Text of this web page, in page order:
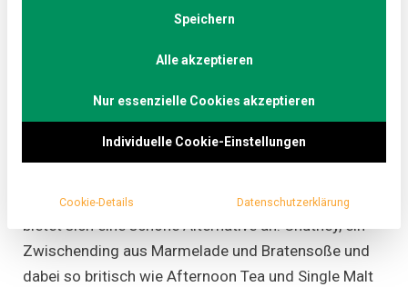
Gemüse zu verwerten und
Viele Hobbygärtnerinnen und -gärtner sehen sich
möglicherweise gerade jetzt im Erntemonat
September konfrontiert mit einem Übermaß an Obst-
auch Zucchinicremesuppe langsam zu viel werden,
bietet sich eine schöne Alternative an: Chutney, ein
Zwischending aus Marmelade und Bratensoße und
dabei so britisch wie Afternoon Tea und Single Malt
Speichern
Alle akzeptieren
Nur essenzielle Cookies akzeptieren
Individuelle Cookie-Einstellungen
Cookie-Details Datenschutzerklärung